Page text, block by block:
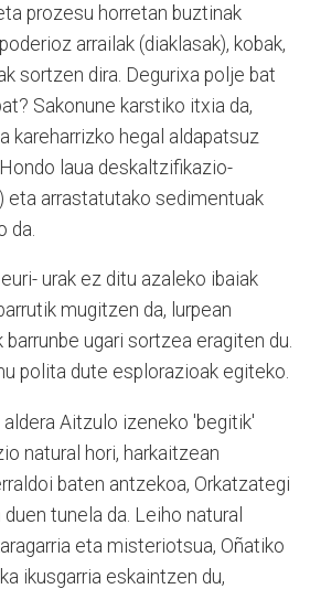
prozesu horretan buztinak
arrailak (diaklasak), kobak,
sortzen dira. Degurixa polje bat
Sakonune karstiko itxia da,
kareharrizko hegal aldapatsuz
laua deskaltzifikazio-
eta arrastatutako sedimentuak
da.
urak ez ditu azaleko ibaiak
mugitzen da, lurpean
ugari sortzea eragiten du.
polita dute esplorazioak egiteko.
Aitzulo izeneko 'begitik'
natural hori, harkaitzean
baten antzekoa, Orkatzategi
tunela da. Leiho natural
eta misteriotsua, Oñatiko
ikusgarria eskaintzen du,